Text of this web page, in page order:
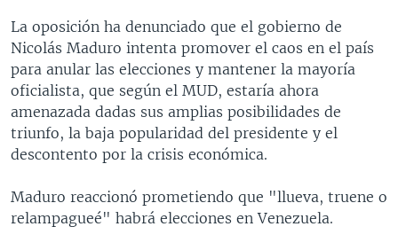
La oposición ha denunciado que el gobierno de
Nicolás Maduro intenta promover el caos en el país
para anular las elecciones y mantener la mayoría
oficialista, que según el MUD, estaría ahora
amenazada dadas sus amplias posibilidades de
triunfo, la baja popularidad del presidente y el
descontento por la crisis económica.
Maduro reaccionó prometiendo que "llueva, truene o
relampagueé" habrá elecciones en Venezuela.